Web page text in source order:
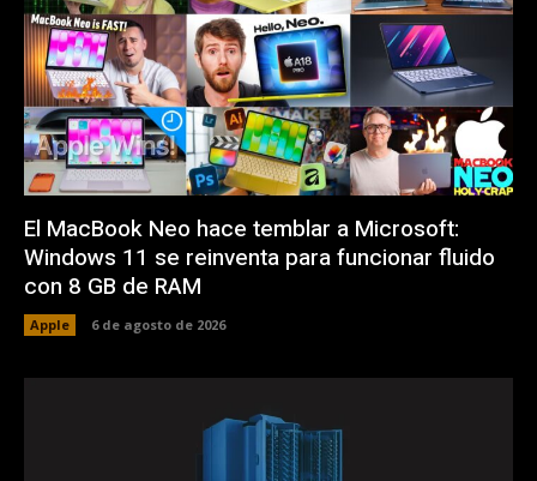
El MacBook Neo hace temblar a Microsoft:
Windows 11 se reinventa para funcionar fluido
con 8 GB de RAM
Apple 6 de agosto de 2026